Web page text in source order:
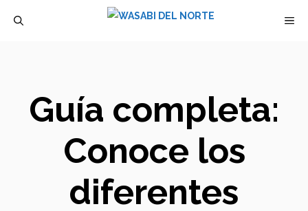
Guía completa:
Conoce los
diferentes